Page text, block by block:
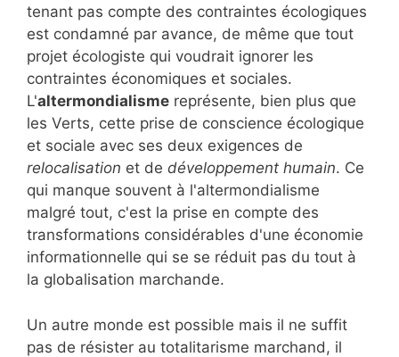
tenant pas compte des contraintes écologiques
est condamné par avance, de même que tout
projet écologiste qui voudrait ignorer les
contraintes économiques et sociales.
L'altermondialisme représente, bien plus que
les Verts, cette prise de conscience écologique
et sociale avec ses deux exigences de
relocalisation et de développement humain. Ce
qui manque souvent à l'altermondialisme
malgré tout, c'est la prise en compte des
transformations considérables d'une économie
informationnelle qui se se réduit pas du tout à
la globalisation marchande.
Un autre monde est possible mais il ne suffit
pas de résister au totalitarisme marchand, il